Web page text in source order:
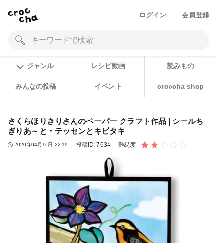
ログイン 会員登録
ジャンル レシピ動画 読みもの
みんなの投稿 イベント croccha shop
さくらほりきりさんのペーパー クラフト作品 | シールち
ぎりあ～と・テッセンとキビタキ
2020年04月16日 22:19 投稿ID:7634 難易度